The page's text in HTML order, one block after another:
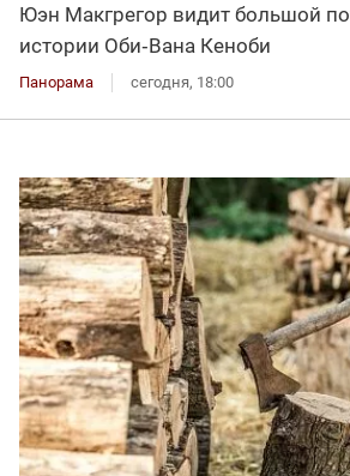
Юэн Макгрегор видит большой
истории Оби‑Вана Кеноби
Панорама сегодня, 18:00